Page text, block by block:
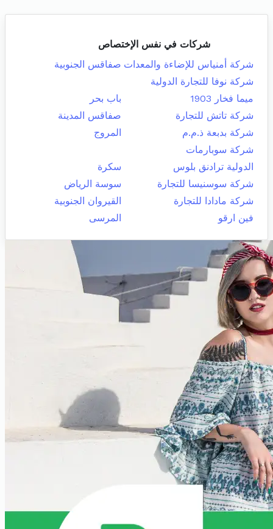
شركات في نفس الإختصاص
شركة أمنياس للإضاءة والمعدات صفاقس الجنوبية
شركة نوفا للتجارة الدولية
ميما فخار 1903
باب بحر
شركة تاتش للتجارة
صفاقس المدينة
شركة بدبعة ذ.م.م
المروج
شركة سوبارمات
الدولية ترادنق بلوس
سكرة
شركة سوسنيسا للتجارة
سوسة الرياض
شركة مادادا للتجارة
القيروان الجنوبية
فين ارقو
المرسى